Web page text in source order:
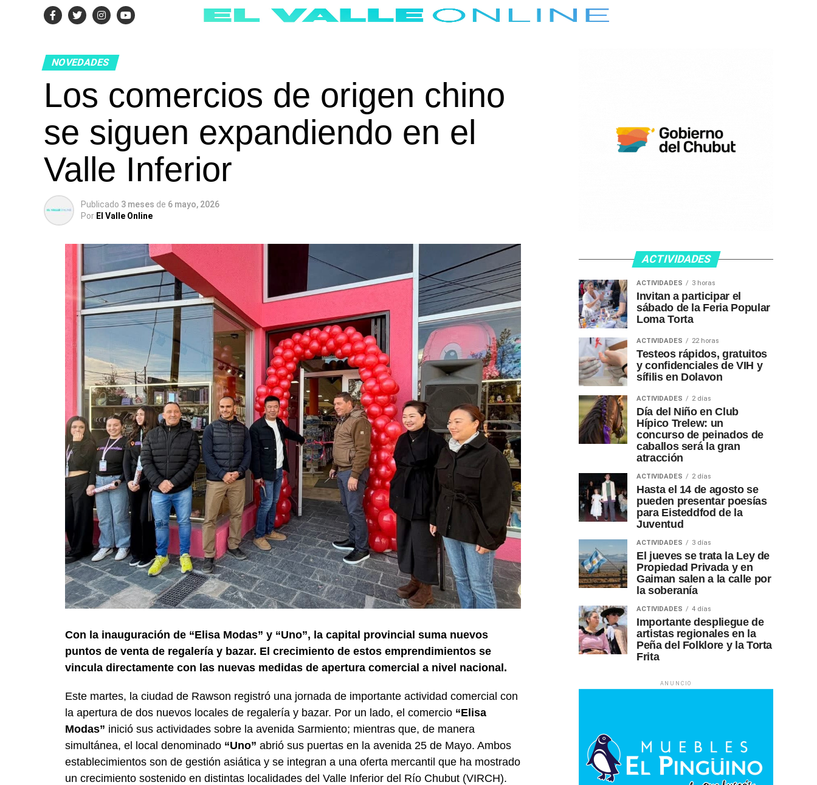
NOVEDADES
Los comercios de origen chino
se siguen expandiendo en el
Valle Inferior
Publicado 3 meses de 6 mayo, 2026
Por El Valle Online
Con la inauguración de “Elisa Modas” y “Uno”, la capital provincial suma nuevos
puntos de venta de regalería y bazar. El crecimiento de estos emprendimientos se
vincula directamente con las nuevas medidas de apertura comercial a nivel nacional.
Este martes, la ciudad de Rawson registró una jornada de importante actividad comercial con
la apertura de dos nuevos locales de regalería y bazar. Por un lado, el comercio “Elisa
Modas” inició sus actividades sobre la avenida Sarmiento; mientras que, de manera
simultánea, el local denominado “Uno” abrió sus puertas en la avenida 25 de Mayo. Ambos
establecimientos son de gestión asiática y se integran a una oferta mercantil que ha mostrado
un crecimiento sostenido en distintas localidades del Valle Inferior del Río Chubut (VIRCH).
ACTIVIDADES
ACTIVIDADES 3 horas
Invitan a participar el
sábado de la Feria Popular
Loma Torta
ACTIVIDADES 22 horas
Testeos rápidos, gratuitos
y confidenciales de VIH y
sífilis en Dolavon
ACTIVIDADES 2 días
Día del Niño en Club
Hípico Trelew: un
concurso de peinados de
caballos será la gran
atracción
ACTIVIDADES 2 días
Hasta el 14 de agosto se
pueden presentar poesías
para Eisteddfod de la
Juventud
ACTIVIDADES 3 días
El jueves se trata la Ley de
Propiedad Privada y en
Gaiman salen a la calle por
la soberanía
ACTIVIDADES 4 días
Importante despliegue de
artistas regionales en la
Peña del Folklore y la Torta
Frita
ANUNCIO